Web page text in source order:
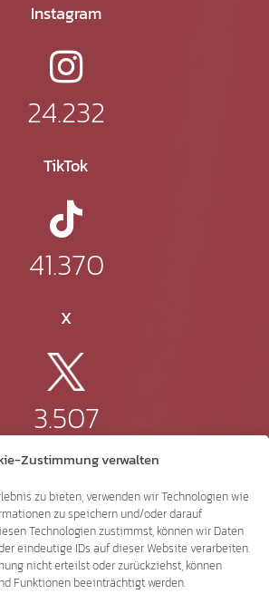
Zustimmung verwalten
zu bieten, verwenden wir Technologien wie
zu speichern und/oder darauf
Technologien zustimmst, können wir Daten
eindeutige IDs auf dieser Website verarbeiten.
nicht erteilst oder zurückziehst, können
Funktionen beeinträchtigt werden.
Instagram
24.232
TikTok
41.370
X
3.507
Threads
3.401